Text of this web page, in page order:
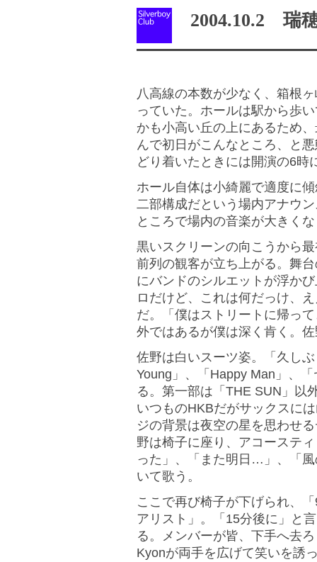
2004.10.2 瑞
八高線の本数が少なく、箱根
っていた。ホールは駅から歩
かも小高い丘の上にあるため
んで初日がこんなところ、と
どり着いたときには開演の6時
ホール自体は小綺麗で適度に
二部構成だという場内アナウ
ところで場内の音楽が大きく
黒いスクリーンの向こうから
前列の観客が立ち上がる。舞
にバンドのシルエットが浮か
ロだけど、これは何だっけ、
だ。「僕はストリートに帰っ
外ではあるが僕は深く肯く。
佐野は白いスーツ姿。「久し
Young」、「Happy Man」、
る。第一部は「THE SUN」以
いつものHKBだがサックスに
ジの背景は夜空の星を思わせ
野は椅子に座り、アコーステ
った」、「また明日…」、「
いて歌う。
ここで再び椅子が下げられ、
アリスト」。「15分後に」と
る。メンバーが皆、下手へ去
Kyonが両手を広げて笑いを誘